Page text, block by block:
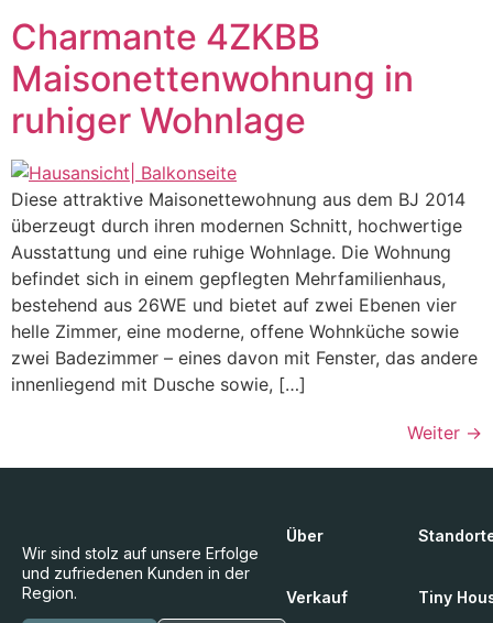
Charmante 4ZKBB
Maisonettenwohnung in
ruhiger Wohnlage
Diese attraktive Maisonettewohnung aus dem BJ 2014
überzeugt durch ihren modernen Schnitt, hochwertige
Ausstattung und eine ruhige Wohnlage. Die Wohnung
befindet sich in einem gepflegten Mehrfamilienhaus,
bestehend aus 26WE und bietet auf zwei Ebenen vier
helle Zimmer, eine moderne, offene Wohnküche sowie
zwei Badezimmer – eines davon mit Fenster, das andere
innenliegend mit Dusche sowie, […]
Weiter →
Wir sind stolz auf unsere Erfolge
und zufriedenen Kunden in der
Region.
Über
Verkauf Tiny